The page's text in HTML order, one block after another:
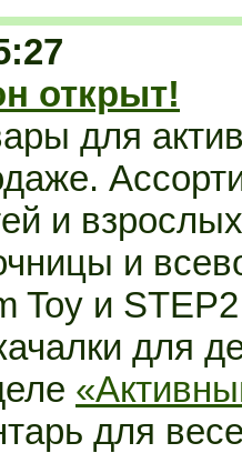
открыт!
для
и
и
Toy и
для
для